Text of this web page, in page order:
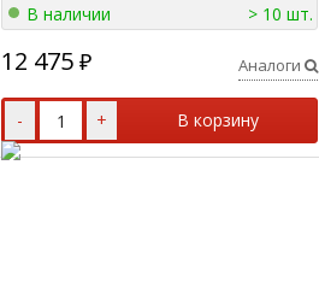
В наличии > 10 шт.
12 475 ₽ Аналоги
- + В корзину